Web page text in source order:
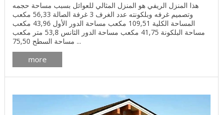
هذا المنزل الريفي هو المنزل المثالي للعوائل بسبب مساحة حجمه
وتصميم غرفه وبلكونته عدد الغرف 3 غرفة الصالة 56,33 مكعب
المساحة الكلية 109,51 مكعب مساحة الدور الأول 43,96 مكعب
مساحة البلكونة 41,75 مكعب مساحة الدور الثانس 53,8 متر مكعب
مساحة السطح 75,50 ...
more